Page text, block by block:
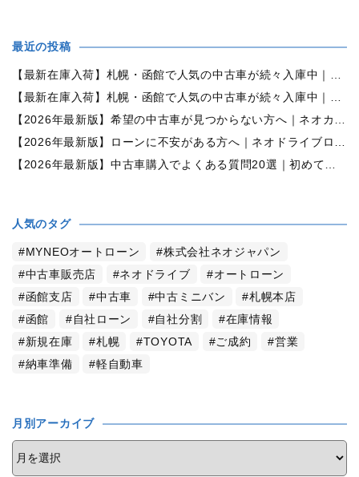
最近の投稿
【最新在庫入荷】札幌・函館で人気の中古車が続々入庫中｜早い者勝ち！【ダイハツ ミラココア660プラスX 4WD】
【最新在庫入荷】札幌・函館で人気の中古車が続々入庫中｜早い者勝ち！【ホンダ N-BOX660カスタムG Lパッケージ 4WD】
【2026年最新版】希望の中古車が見つからない方へ｜ネオカーオーダーで理想の一台を全国からお探しします
【2026年最新版】ローンに不安がある方へ｜ネオドライブローンの窓口で新しいカーライフをサポート
【2026年最新版】中古車購入でよくある質問20選｜初めての方でも失敗しない完全ガイド【札幌・北海道対応】
人気のタグ
MYNEOオートローン
株式会社ネオジャパン
中古車販売店
ネオドライブ
オートローン
函館支店
中古車 中古ミニバン
札幌本店
函館
自社ローン 自社分割
在庫情報
新規在庫
札幌 TOYOTA ご成約
営業
納車準備
軽自動車
月別アーカイブ